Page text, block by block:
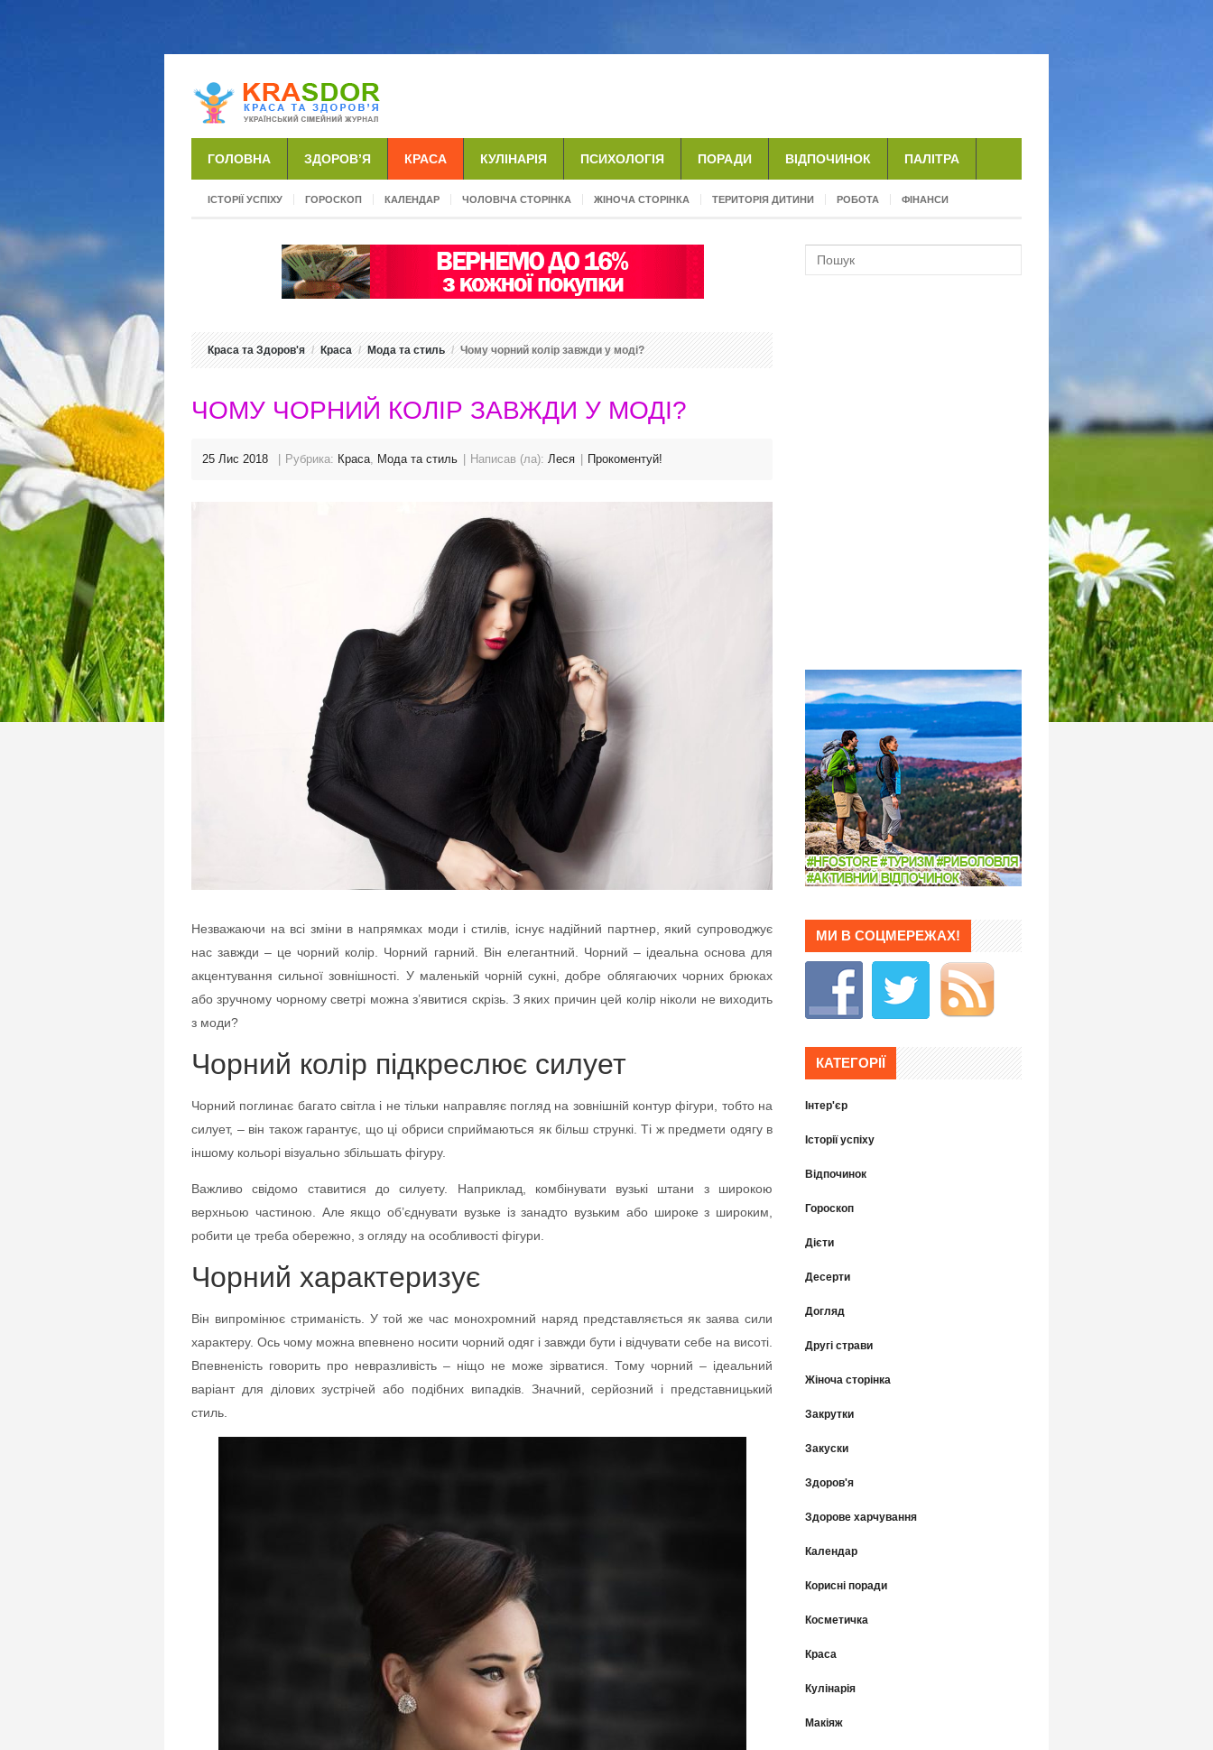
ГОЛОВНА ЗДОРОВ’Я КРАСА КУЛІНАРІЯ ПСИХОЛОГІЯ ПОРАДИ ВІДПОЧИНОК ПАЛІТРА
ІСТОРІЇ УСПІХУ ГОРОСКОП КАЛЕНДАР ЧОЛОВІЧА СТОРІНКА ЖІНОЧА СТОРІНКА ТЕРИТОРІЯ ДИТИНИ РОБОТА ФІНАНСИ
Краса та Здоров'я Краса Мода та стиль Чому чорний колір завжди у моді?
ЧОМУ ЧОРНИЙ КОЛІР ЗАВЖДИ У МОДІ?
25 Лис 2018 Рубрика: Краса, Мода та стиль Написав (ла): Леся Прокоментуй!
Незважаючи на всі зміни в напрямках моди і стилів, існує надійний партнер, який супроводжує
нас завжди – це чорний колір. Чорний гарний. Він елегантний. Чорний – ідеальна основа для
акцентування сильної зовнішності. У маленькій чорній сукні, добре облягаючих чорних брюках
або зручному чорному светрі можна з’явитися скрізь. З яких причин цей колір ніколи не виходить
з моди?
Чорний колір підкреслює силует
Чорний поглинає багато світла і не тільки направляє погляд на зовнішній контур фігури, тобто на
силует, – він також гарантує, що ці обриси сприймаються як більш стрункі. Ті ж предмети одягу в
іншому кольорі візуально збільшать фігуру.
Важливо свідомо ставитися до силуету. Наприклад, комбінувати вузькі штани з широкою
верхньою частиною. Але якщо об’єднувати вузьке із занадто вузьким або широке з широким,
робити це треба обережно, з огляду на особливості фігури.
Чорний характеризує
Він випромінює стриманість. У той же час монохромний наряд представляється як заява сили
характеру. Ось чому можна впевнено носити чорний одяг і завжди бути і відчувати себе на висоті.
Впевненість говорить про невразливість – ніщо не може зірватися. Тому чорний – ідеальний
варіант для ділових зустрічей або подібних випадків. Значний, серйозний і представницький
стиль.
МИ В СОЦМЕРЕЖАХ!
КАТЕГОРІЇ
Інтер'єр
Історії успіху
Відпочинок
Гороскоп
Дієти
Десерти
Догляд
Другі страви
Жіноча сторінка
Закрутки
Закуски
Здоров'я
Здорове харчування
Календар
Корисні поради
Косметичка
Краса
Кулінарія
Макіяж